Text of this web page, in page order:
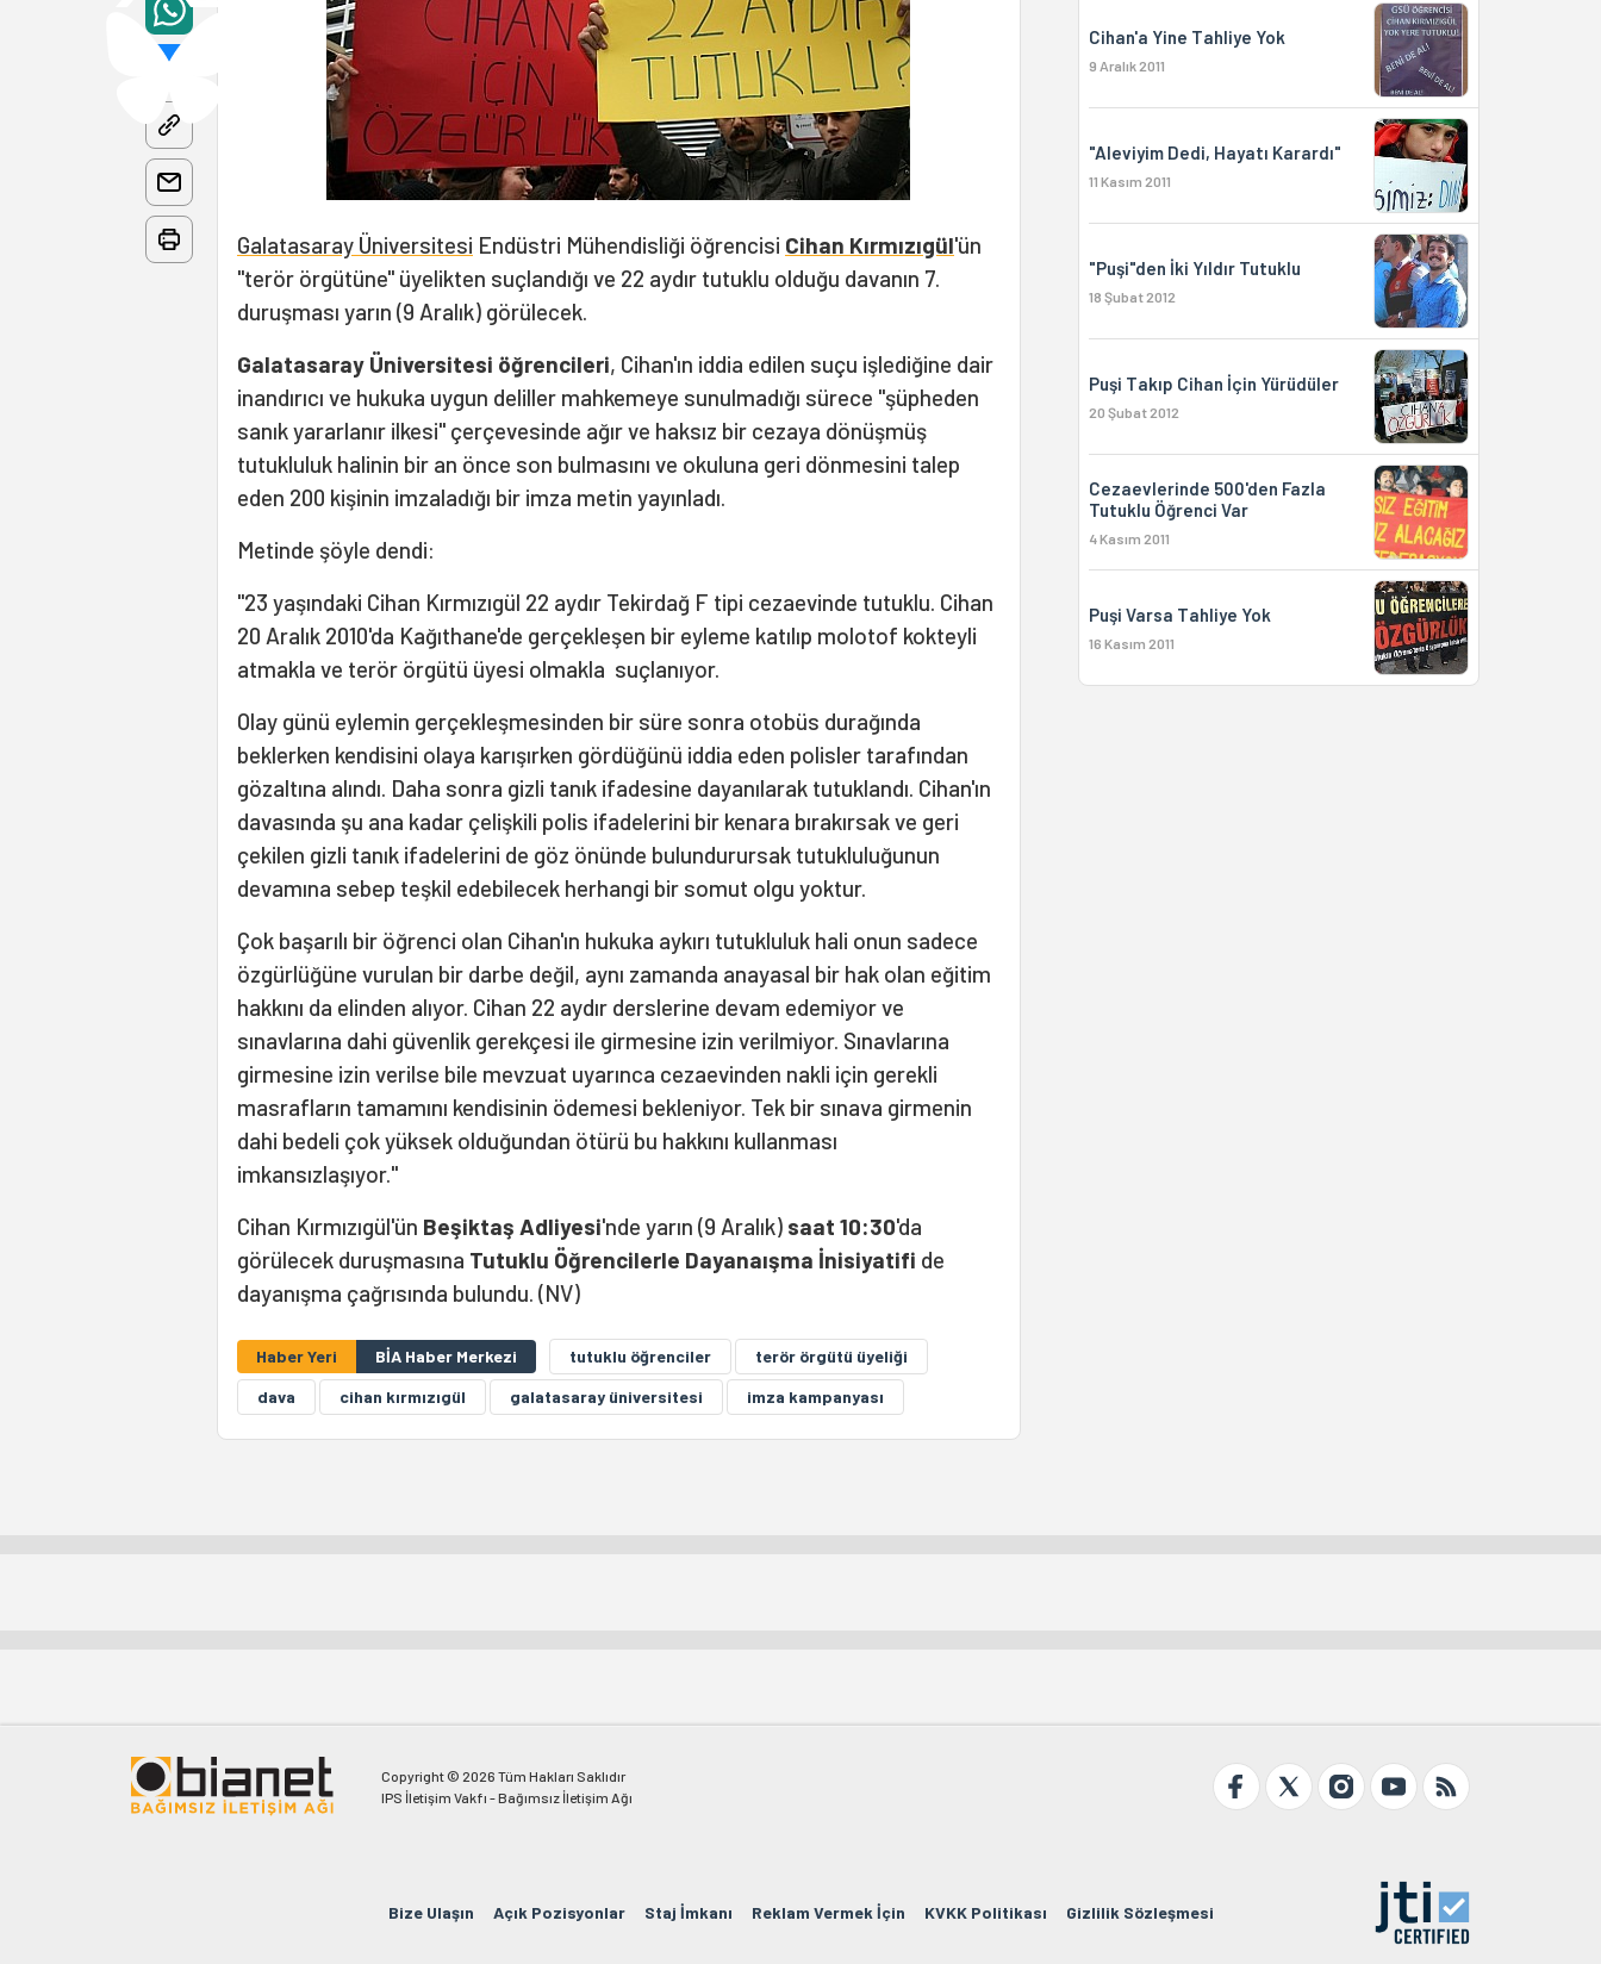
Galatasaray Üniversitesi Endüstri Mühendisliği öğrencisi Cihan Kırmızıgül'ün
"terör örgütüne" üyelikten suçlandığı ve 22 aydır tutuklu olduğu davanın 7.
duruşması yarın (9 Aralık) görülecek.
Galatasaray Üniversitesi öğrencileri, Cihan'ın iddia edilen suçu işlediğine dair
inandırıcı ve hukuka uygun deliller mahkemeye sunulmadığı sürece "şüpheden
sanık yararlanır ilkesi" çerçevesinde ağır ve haksız bir cezaya dönüşmüş
tutukluluk halinin bir an önce son bulmasını ve okuluna geri dönmesini talep
eden 200 kişinin imzaladığı bir imza metin yayınladı.
Metinde şöyle dendi:
"23 yaşındaki Cihan Kırmızıgül 22 aydır Tekirdağ F tipi cezaevinde tutuklu. Cihan
20 Aralık 2010'da Kağıthane'de gerçekleşen bir eyleme katılıp molotof kokteyli
atmakla ve terör örgütü üyesi olmakla suçlanıyor.
Olay günü eylemin gerçekleşmesinden bir süre sonra otobüs durağında
beklerken kendisini olaya karışırken gördüğünü iddia eden polisler tarafından
gözaltına alındı. Daha sonra gizli tanık ifadesine dayanılarak tutuklandı. Cihan'ın
davasında şu ana kadar çelişkili polis ifadelerini bir kenara bırakırsak ve geri
çekilen gizli tanık ifadelerini de göz önünde bulundurursak tutukluluğunun
devamına sebep teşkil edebilecek herhangi bir somut olgu yoktur.
Çok başarılı bir öğrenci olan Cihan'ın hukuka aykırı tutukluluk hali onun sadece
özgürlüğüne vurulan bir darbe değil, aynı zamanda anayasal bir hak olan eğitim
hakkını da elinden alıyor. Cihan 22 aydır derslerine devam edemiyor ve
sınavlarına dahi güvenlik gerekçesi ile girmesine izin verilmiyor. Sınavlarına
girmesine izin verilse bile mevzuat uyarınca cezaevinden nakli için gerekli
masrafların tamamını kendisinin ödemesi bekleniyor. Tek bir sınava girmenin
dahi bedeli çok yüksek olduğundan ötürü bu hakkını kullanması
imkansızlaşıyor."
Cihan Kırmızıgül'ün Beşiktaş Adliyesi'nde yarın (9 Aralık) saat 10:30'da
görülecek duruşmasına Tutuklu Öğrencilerle Dayanaışma İnisiyatifi de
dayanışma çağrısında bulundu. (NV)
Haber Yeri BİA Haber Merkezi tutuklu öğrenciler
terör örgütü üyeliği
dava
cihan kırmızıgül galatasaray üniversitesi imza kampanyası
Cihan'a Yine Tahliye Yok
9 Aralık 2011
"Aleviyim Dedi, Hayatı Karardı"
11 Kasım 2011
"Puşi"den İki Yıldır Tutuklu
18 Şubat 2012
Puşi Takıp Cihan İçin Yürüdüler
20 Şubat 2012
Cezaevlerinde 500'den Fazla
Tutuklu Öğrenci Var
4 Kasım 2011
Puşi Varsa Tahliye Yok
16 Kasım 2011
Copyright © 2026 Tüm Hakları Saklıdır
IPS İletişim Vakfı - Bağımsız İletişim Ağı
Bize Ulaşın Açık Pozisyonlar Staj İmkanı Reklam Vermek İçin KVKK Politikası Gizlilik Sözleşmesi